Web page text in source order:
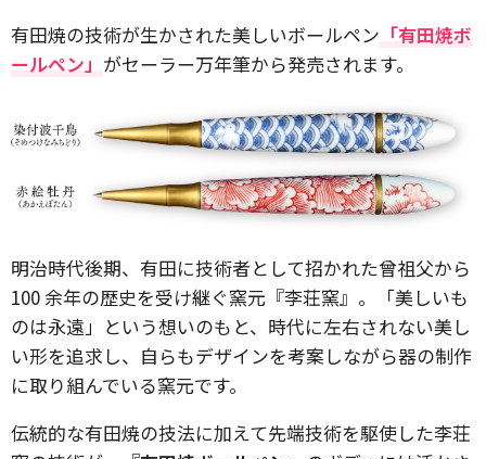
有田焼の技術が生かされた美しいボールペン 「有田焼ボ
ールペン」 がセーラー万年筆から発売されます。
明治時代後期、有田に技術者として招かれた曾祖父から
100 余年の歴史を受け継ぐ窯元『李荘窯』。「美しいも
のは永遠」という想いのもと、時代に左右されない美し
い形を追求し、自らもデザインを考案しながら器の制作
に取り組んでいる窯元です。
伝統的な有田焼の技法に加えて先端技術を駆使した李荘